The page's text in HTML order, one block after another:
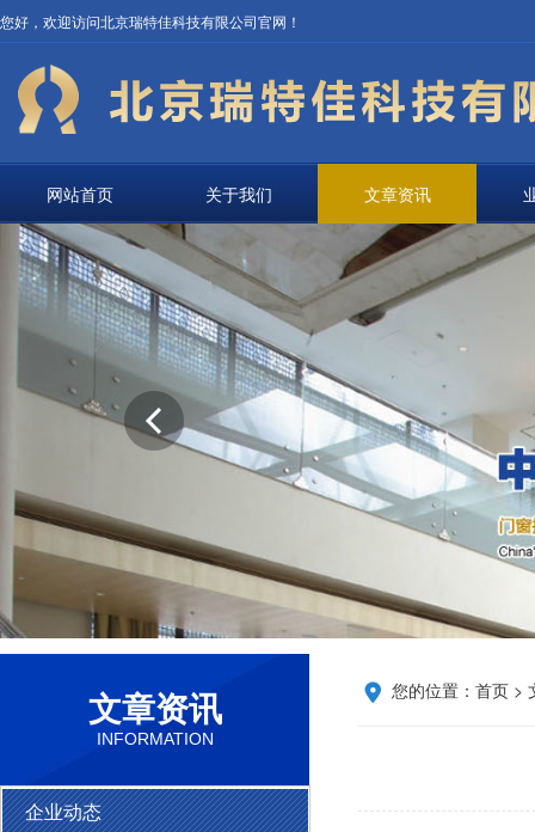
您好，欢迎访问北京瑞特佳科技有限公司官网！
网站首页 关于我们 文章资讯
文章资讯
INFORMATION
企业动态
您的位置： 首页 >